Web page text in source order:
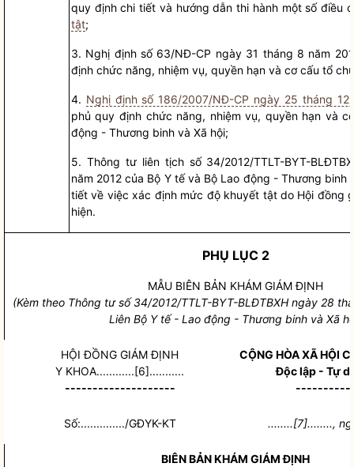
quy định chi tiết và hướng dẫn thi hành một số điều
tật;
3. Nghị định số 63/NĐ-CP ngày 31 tháng 8 năm
định chức năng, nhiệm vụ, quyềnhạn và cơ cấu tổ
4. Nghị định số 186/2007/NĐ-CP ngày 25 tháng 12
phủ quy định chức năng, nhiệm vụ, quyềnhạn và
động - Thương binh và Xã hội;
5. Thông tư liên tịch số 34/2012/TTLT-BYT-
năm 2012 của Bộ Y tế và Bộ Lao động - Thương binh
tiết về việc xác định mức độ khuyết tật do Hội đồng
hiện.
PHỤ LỤC 2
MẪU BIÊN BẢN KHÁM GIÁM ĐỊNH
(Kèm theo Thông tư số34/2012/TTLT-BYT-BLĐTBXH ngày 28 thá
Liên Bộ Y tế - Lao động - Thương binh và Xã
HỘI ĐỒNG GIÁM ĐỊNH
Y KHOA............[6]...........
--------------------
CỘNG HÒA XÃ HỘI
Độc lập - Tự
Số:............../GĐYK-KT ........[7]........,
BIÊN BẢN KHÁM GIÁM ĐỊNH